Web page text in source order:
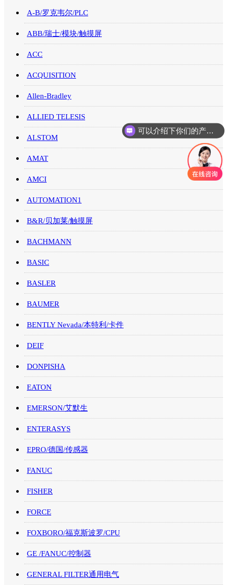
A-B/罗克韦尔/PLC
ABB/瑞士/模块/触摸屏
ACC
ACQUISITION
Allen-Bradley
ALLIED TELESIS
ALSTOM
AMAT
AMCI
AUTOMATION1
B&R/贝加莱/触摸屏
BACHMANN
BASIC
BASLER
BAUMER
BENTLY Nevada/本特利/卡件
DEIF
DONPISHA
EATON
EMERSON/艾默生
ENTERASYS
EPRO/德国/传感器
FANUC
FISHER
FORCE
FOXBORO/福克斯波罗/CPU
GE /FANUC/控制器
GENERAL FILTER通用电气
可以介绍下你们的产品么